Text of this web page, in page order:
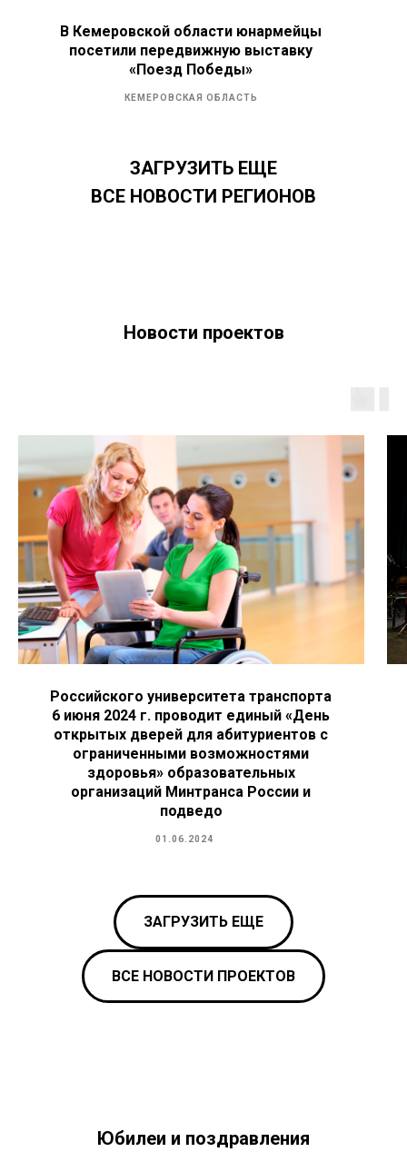
В Кемеровской области юнармейцы
посетили передвижную выставку
«Поезд Победы»
КЕМЕРОВСКАЯ ОБЛАСТЬ
ЗАГРУЗИТЬ ЕЩЕ
ВСЕ НОВОСТИ РЕГИОНОВ
Новости проектов
Российского университета транспорта
6 июня 2024 г. проводит единый «День
открытых дверей для абитуриентов с
ограниченными возможностями
здоровья» образовательных
организаций Минтранса России и
подведо
01.06.2024
ЗАГРУЗИТЬ ЕЩЕ
ВСЕ НОВОСТИ ПРОЕКТОВ
Юбилеи и поздравления